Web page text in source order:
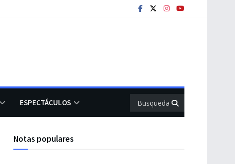
ESPECTÁCULOS
Notas populares